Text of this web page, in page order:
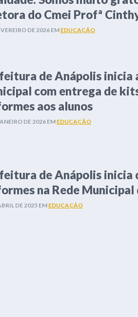
do Cmei Profª
DE 2026EM EDUCAÇÃO
de Anápolis inicia
com entrega de
aos alunos
DE 2026EM EDUCAÇÃO
de Anápolis inicia
na Rede Municipal
DE 2025 EM EDUCAÇÃO